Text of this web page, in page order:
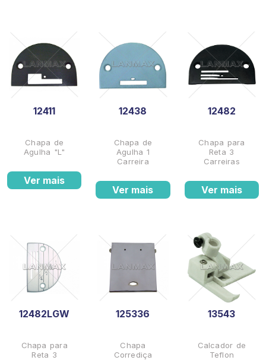
12411
Chapa de
Agulha "L"
Ver mais
12438
Chapa de
Agulha 1
Carreira
Ver mais
12482
Chapa para
Reta 3
Carreiras
Ver mais
12482LGW
Chapa para
Reta 3
125336
Chapa
Corrediça
13543
Calcador de
Teflon